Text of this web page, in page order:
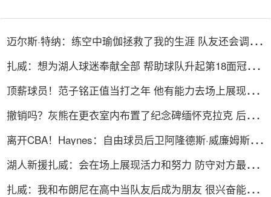
迈尔斯·特纳：练空中瑜伽拯救了我的生涯 队友还会调侃
扎威：想为湖人球迷奉献全部 帮助球队升起第18面冠军
顶薪球员！范子铭正值当打之年 他有能力去场上展现自
撤销吗？灰熊在更衣室内布置了纪念碑缅怀克拉克 后者
离开CBA！Haynes：自由球员后卫阿隆德斯·威廉姆斯签
湖人新援扎威：会在场上展现活力和努力 防守对方最好
扎威：我和布朗尼在高中当队友后成为朋友 很兴奋能再